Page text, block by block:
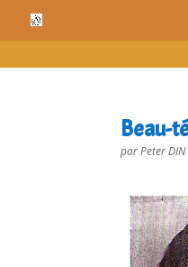
cn_cookies_accepted()
Beau-
parPeter DIN